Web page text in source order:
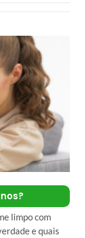
limpo com
e quais